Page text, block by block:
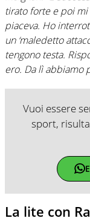
tirato forte e poi mi
piaceva. Ho
un ‘maledetto
tengono testa.
ero. Da lì abbiamo
Vuoi essere
sport,
La lite con